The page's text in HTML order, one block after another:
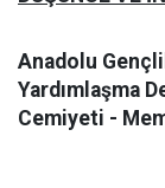
Anadolu
Yardımlaşma
Cemiyeti -